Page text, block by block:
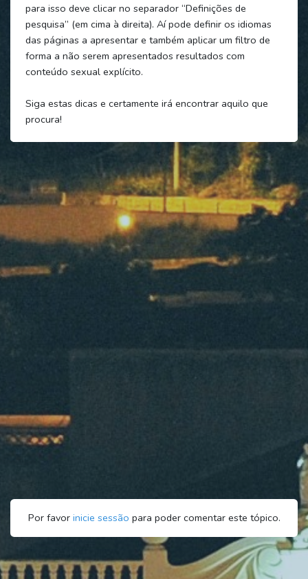
para isso deve clicar no separador “Definições de
pesquisa” (em cima à direita). Aí pode definir os idiomas
das páginas a apresentar e também aplicar um filtro de
forma a não serem apresentados resultados com
conteúdo sexual explícito.
Siga estas dicas e certamente irá encontrar aquilo que
procura!
Por favor inicie sessão para poder comentar este tópico.